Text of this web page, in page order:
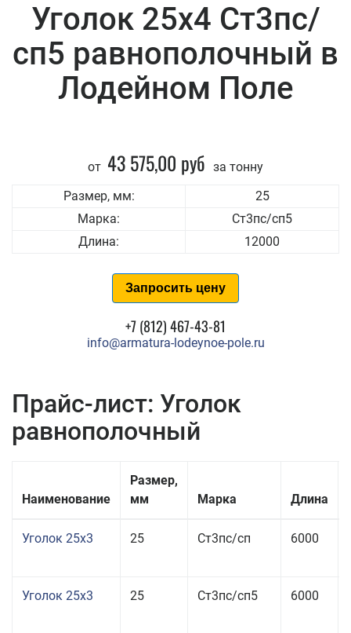
Уголок 25x4 Ст3пс/
сп5 равнополочный в
Лодейном Поле
от 43 575,00 руб за тонну
Размер, мм:
25
Марка:
Ст3пс/сп5
Длина:
12000
Запросить цену
+7 (812) 467-43-81
info@armatura-lodeynoe-pole.ru
Прайс-лист: Уголок
равнополочный
Наименование
Размер,
мм
Марка Длина
Уголок 25x3 25 Ст3пс/сп 6000
Уголок 25x3 25 Ст3пс/сп5 6000